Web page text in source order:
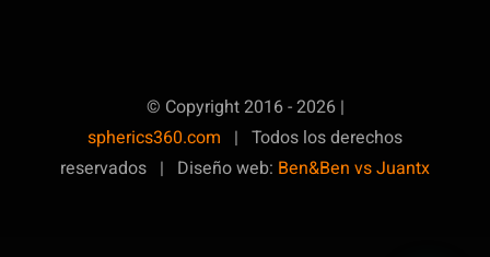
© Copyright 2016 - 2026 |
spherics360.com | Todos los derechos
reservados | Diseño web: Ben&Ben vs Juantx